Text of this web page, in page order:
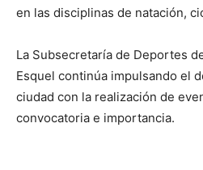
en las disciplinas de natación,
La Subsecretaría de Deportes
Esquel continúa impulsando el
ciudad con la realización de
convocatoria e importancia.